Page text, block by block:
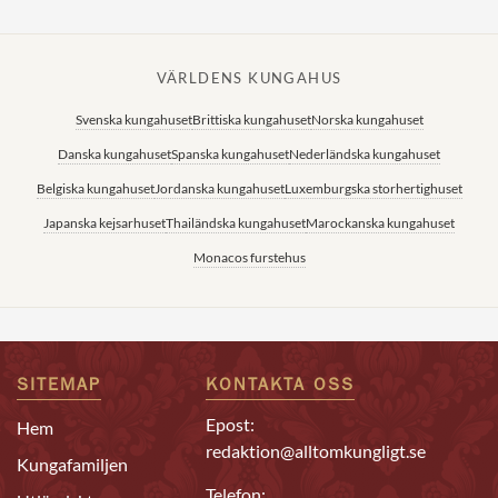
VÄRLDENS KUNGAHUS
Svenska kungahusetBrittiska kungahusetNorska kungahuset
Danska kungahusetSpanska kungahusetNederländska kungahuset
Belgiska kungahusetJordanska kungahusetLuxemburgska storhertighuset
Japanska kejsarhusetThailändska kungahusetMarockanska kungahuset
Monacos furstehus
SITEMAP
Hem
Kungafamiljen
KONTAKTA OSS
Epost:
redaktion@alltomkungligt.se